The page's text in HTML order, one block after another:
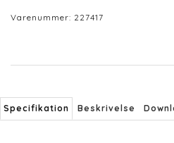
Varenummer: 227417
Specifikation Beskrivelse